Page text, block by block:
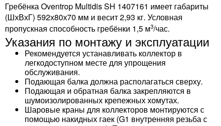
Гребёнка Oventrop Multidis SH 1407161 имеет габариты
(ШхВхГ) 592х80х70 мм и весит 2,93 кг. Условная
пропускная способность гребёнки 1,5 м3/час.
Указания по монтажу и эксплуатации
Рекомендуется устанавливать коллектор в
легкодоступном месте для упрощения
обслуживания.
Подающая балка должна располагаться сверху.
Подающая и обратная балка закрепляются в
шумоизолированных крепежных хомутах.
Шаровые краны для коллекторов монтируются с
помощью накидных гаек (G1 внутренняя резьба с